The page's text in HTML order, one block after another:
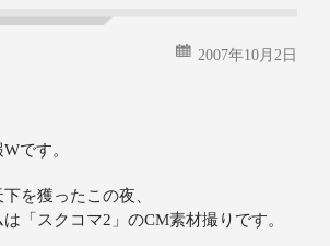
2007年10月2日
です。
を獲ったこの夜、
「スクコマ2」のCM素材撮りです。